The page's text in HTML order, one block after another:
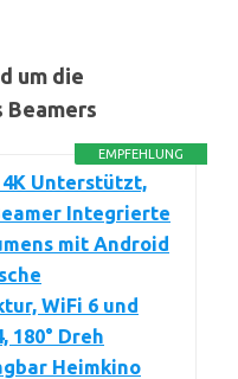
um die
EMPFEHLUNG
Unterstützt,
Integrierte
mit Android
WiFi 6 und
180° Dreh
Heimkino